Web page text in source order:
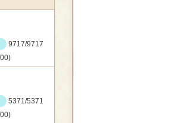
9717/9717
5371/5371